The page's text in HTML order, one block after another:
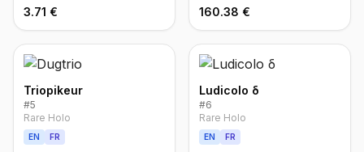
3.71 € 160.38 €
Triopikeur
#5
Rare Holo
EN FR
Ludicolo δ
#6
Rare Holo
EN FR